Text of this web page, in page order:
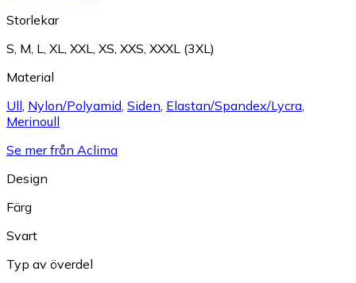
Storlekar
S M L XL XXL XS XXS XXXL (3XL)
Material
Ull Nylon/Polyamid Siden Elastan/Spandex/Lycra
Merinoull
Se mer från Aclima
Design
Färg
Svart
Typ av överdel